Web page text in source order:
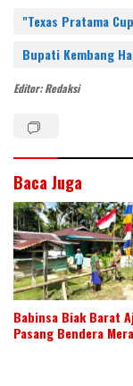
er
e
st
itt
er
k
e
"Texas Pratama
Bupati Kembang
Editor: Redaksi
Baca Juga
Babinsa Biak Barat
Pasang Bendera